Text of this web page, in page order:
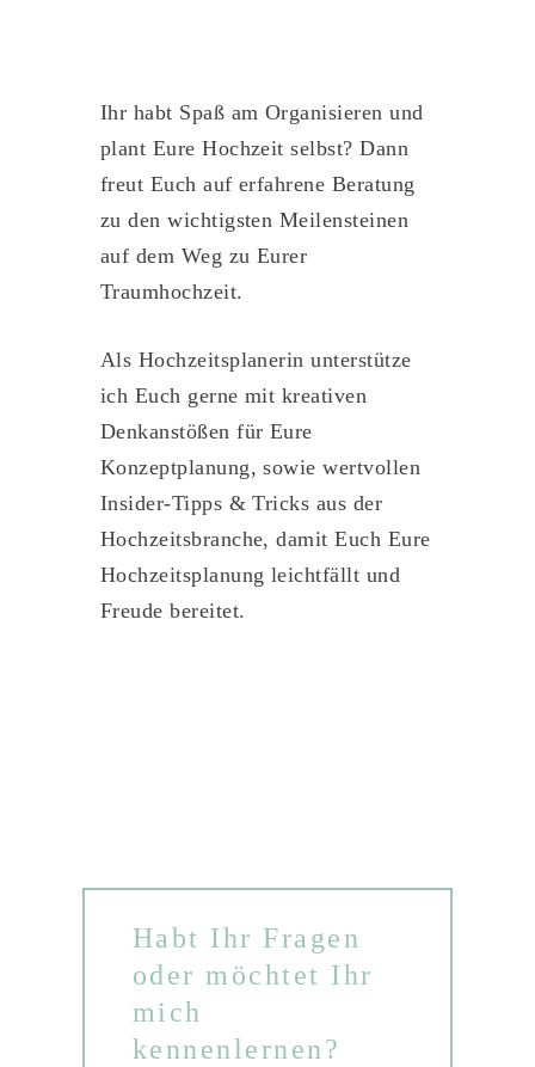
Ihr habt Spaß am Organisieren und
plant Eure Hochzeit selbst? Dann
freut Euch auf erfahrene Beratung
zu den wichtigsten Meilensteinen
auf dem Weg zu Eurer
Traumhochzeit.
Als Hochzeitsplanerin unterstütze
ich Euch gerne mit kreativen
Denkanstößen für Eure
Konzeptplanung, sowie wertvollen
Insider-Tipps & Tricks aus der
Hochzeitsbranche, damit Euch Eure
Hochzeitsplanung leichtfällt und
Freude bereitet.
Habt Ihr Fragen
oder möchtet Ihr
mich
kennenlernen?